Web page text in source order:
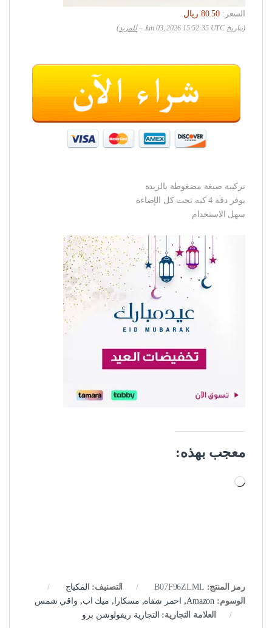
السعر:
‏80.50 ريال
(بتاريخ Jun 03, 2026 15:52:35 UTC – للمزيد)
تركيبة صبغة مضغوطة بالزبدة
يوفر دقة 4 كيه تحت كل الإضاءة
سهل الاستخدام
معجب بهذه:
جاري التحميل…
رمز المنتج: B07F96ZLML التصنيف: المكياج
الوسوم: Amazon
, احمر شفاه, مسكارا , ميك اب, واقي شمس
العلامة التجارية: التجارية ريفولوشن برو